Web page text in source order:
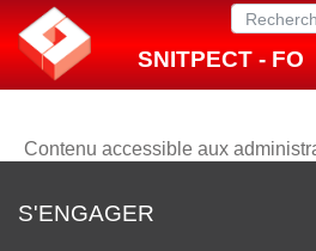
SNITPECT - FO
Contenu accessible aux
S'ENGAGER